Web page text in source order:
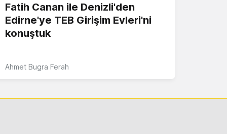
Fatih Canan ile Denizli'den
Edirne'ye TEB Girişim Evleri'ni
konuştuk
Ahmet Bugra Ferah